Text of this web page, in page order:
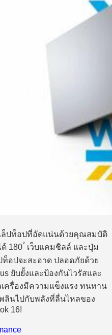
แล็ปท็อปที่อัดแน่นด้วยคุณสมบัติ
180° เว็บแคมชิลล์ และปุ่ม
อปจะสะอาด ปลอดภัยด้วย
ยับยั้งและป้องกันไวรัสและ
ครื่องมีความแข็งแรง ทนทาน
ลินไปกับพลังที่ลื่นไหลของ
16!